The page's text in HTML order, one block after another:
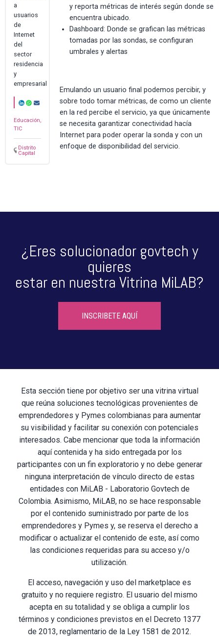
y reporta métricas de interés según donde se
encuentra ubicado.
Dashboard: Donde se grafican las métricas
tomadas por las sondas, se configuran
umbrales y alertas
Emulando un usuario final podemos percibir, y
sobre todo tomar métricas, de como un cliente
en la red percibe el servicio, ya que únicamente
se necesita garantizar conectividad hacía
Internet para poder operar la sonda y con un
enfoque de disponibilidad del servicio.
a
usuarios
de
Internet
del
sector
residencia
y
empresarial
Educación,
TIC
Distrito
Capital
¿Eres solucionador govtech y
quieres
estar en nuestra Vitrina MiLAB?
INSCRIBETE AQUÍ
Esta sección tiene por objetivo ser una vitrina virtual
que reúna soluciones tecnológicas provenientes de
emprendedores y Pymes colombianas para aumentar
su visibilidad y facilitar su conexión con potenciales
interesados. Cabe mencionar que toda la información
aquí contenida y ha sido entregada por los
participantes con un fin exploratorio y no debe generar
ninguna interpretación de vínculo directo de estas
entidades con MiLAB - Laboratorio Govtech de
Colombia. Asimismo, MiLAB, no se hace responsable
por el contenido suministrado por parte de los
emprendedores y Pymes y, se reserva el derecho a
modificar o actualizar el contenido de este, así como
las condiciones requeridas para su acceso y/o
utilización.
El acceso, navegación y uso del marketplace es
gratuito y no requiere registro. El usuario del mismo
acepta en su totalidad y se obliga a cumplir los
términos y condiciones previstos en el Decreto 1377
de 2013, reglamentario de la Ley 1581 de 2012.